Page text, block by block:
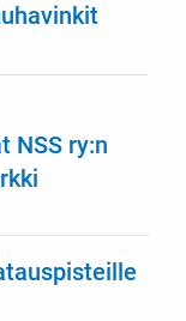
NSS ry:n